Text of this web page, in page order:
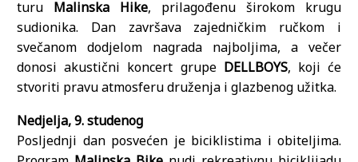
turu Malinska Hike, prilagođenu širokom krugu
sudionika. Dan završava zajedničkim ručkom i
svečanom dodjelom nagrada najboljima, a večer
donosi akustični koncert grupe DELLBOYS, koji će
stvoriti pravu atmosferu druženja i glazbenog užitka.
Nedjelja, 9. studenog
Posljednji dan posvećen je biciklistima i obiteljima.